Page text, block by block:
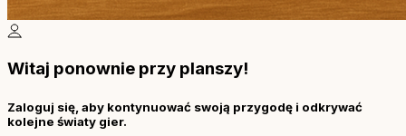
Witaj ponownie przy planszy!
Zaloguj się, aby kontynuować swoją przygodę i odkrywać
kolejne światy gier.